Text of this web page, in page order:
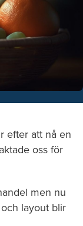
efter att nå en
oss för
men nu
layout blir